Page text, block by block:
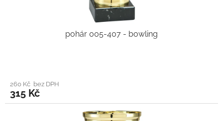
pohár 005-407 - bowling
260 Kč bez DPH
315 Kč